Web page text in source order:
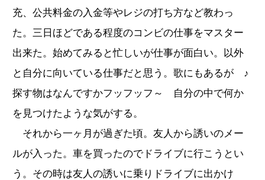
充、公共料金の入金等やレジの打ち方など教わっ
た。三日ほどである程度のコンビの仕事をマスター
出来た。始めてみると忙しいが仕事が面白い。以外
と自分に向いている仕事だと思う。歌にもあるが ♪
探す物はなんですかフッフッフ～ 自分の中で何か
を見つけたような気がする。
それから一ヶ月が過ぎた頃。友人から誘いのメー
ルが入った。車を買ったのでドライブに行こうとい
う。その時は友人の誘いに乗りドライブに出かけ